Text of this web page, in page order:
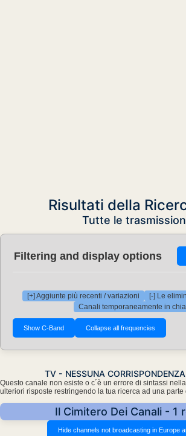
Risultati della
Tutte le
Filtering and display options
[+] Aggiunte più recenti / variazioni
[-] Le
Canali temporaneamente in
TV - NESSUNA
Questo canale non esiste o c´è un errore di sintassi
ulteriori risposte restringendo la tua ricerca ad una
Il Cimitero Dei Canali - 1